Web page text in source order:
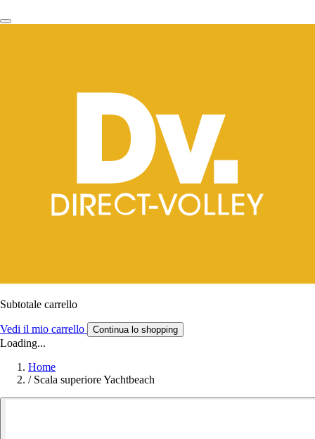
Subtotale carrello
Vedi il mio carrello Continua lo shopping
Loading...
Home
/ Scala superiore Yachtbeach